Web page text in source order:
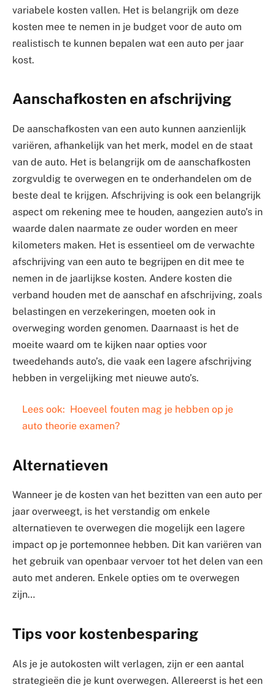
variabele kosten vallen. Het is belangrijk om deze
kosten mee te nemen in je budget voor de auto om
realistisch te kunnen bepalen wat een auto per jaar
kost.
Aanschafkosten en afschrijving
De aanschafkosten van een auto kunnen aanzienlijk
variëren, afhankelijk van het merk, model en de staat
van de auto. Het is belangrijk om de aanschafkosten
zorgvuldig te overwegen en te onderhandelen om de
beste deal te krijgen. Afschrijving is ook een belangrijk
aspect om rekening mee te houden, aangezien auto’s in
waarde dalen naarmate ze ouder worden en meer
kilometers maken. Het is essentieel om de verwachte
afschrijving van een auto te begrijpen en dit mee te
nemen in de jaarlijkse kosten. Andere kosten die
verband houden met de aanschaf en afschrijving, zoals
belastingen en verzekeringen, moeten ook in
overweging worden genomen. Daarnaast is het de
moeite waard om te kijken naar opties voor
tweedehands auto’s, die vaak een lagere afschrijving
hebben in vergelijking met nieuwe auto’s.
Lees ook: Hoeveel fouten mag je hebben op je
auto theorie examen?
Alternatieven
Wanneer je de kosten van het bezitten van een auto per
jaar overweegt, is het verstandig om enkele
alternatieven te overwegen die mogelijk een lagere
impact op je portemonnee hebben. Dit kan variëren van
het gebruik van openbaar vervoer tot het delen van een
auto met anderen. Enkele opties om te overwegen
zijn…
Tips voor kostenbesparing
Als je je autokosten wilt verlagen, zijn er een aantal
strategieën die je kunt overwegen. Allereerst is het een